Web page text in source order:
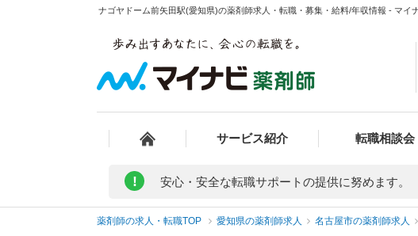
ナゴヤドーム前矢田駅(愛知県)の薬剤師求人・転職・募集・給料/年収情報 - マイ
サービス紹介 転職相談会
! 安心・安全な転職サポートの提供に努めます。
薬剤師の求人・転職TOP 愛知県の薬剤師求人 名古屋市の薬剤師求人